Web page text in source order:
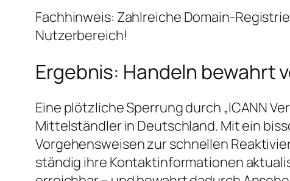
Fachhinweis: Zahlreiche Domain-
Nutzerbereich!
Ergebnis: Handeln bewahrt
Eine plötzliche Sperrung durch „ICANN
Mittelständler in Deutschland. Mit ein
Vorgehensweisen zur schnellen
ständig ihre Kontaktinformationen